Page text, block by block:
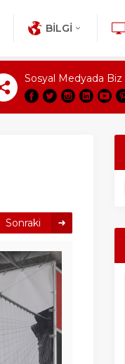
BILGI
Sosyal Medyada Biz
Sonraki